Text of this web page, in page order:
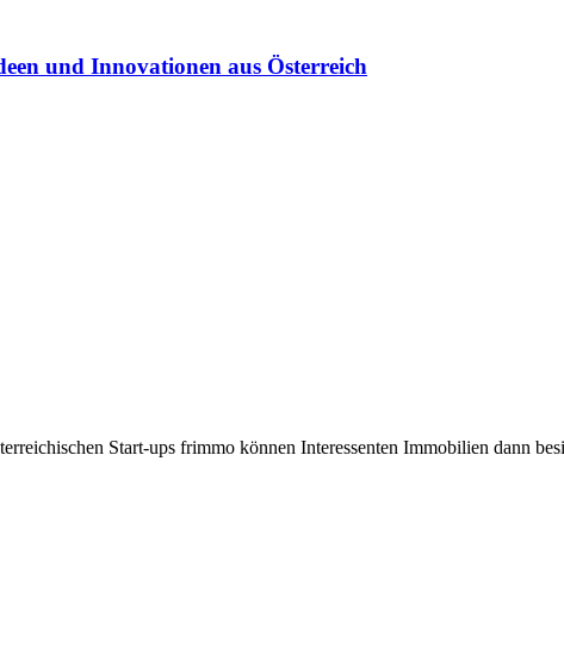
und Innovationen aus Österreich
Start-ups frimmo können Interessenten Immobilien dann